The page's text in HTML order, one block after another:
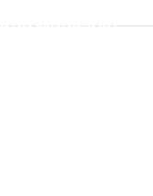
projeto de lei
CPI-9